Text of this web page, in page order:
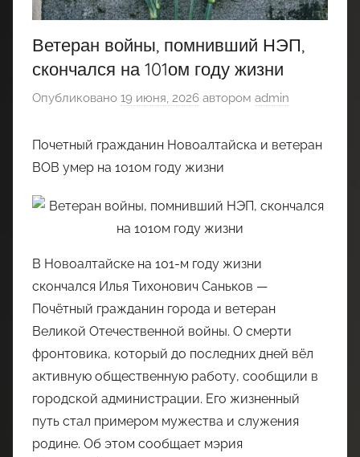
Ветеран войны, помнивший НЭП,
скончался на 101ом году жизни
Опубликовано 19 июня, 2026 автором admin
Почетный гражданин Новоалтайска и ветеран
ВОВ умер на 101ом году жизни
В Новоалтайске на 101-м году жизни
скончался Илья Тихонович Саньков —
Почётный гражданин города и ветеран
Великой Отечественной войны. О смерти
фронтовика, который до последних дней вёл
активную общественную работу, сообщили в
городской администрации. Его жизненный
путь стал примером мужества и служения
родине. Об этом сообщает мэрия